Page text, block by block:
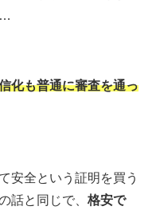
化も普通に審査を通っ
安全という証明を買う
話と同じで、 格安で